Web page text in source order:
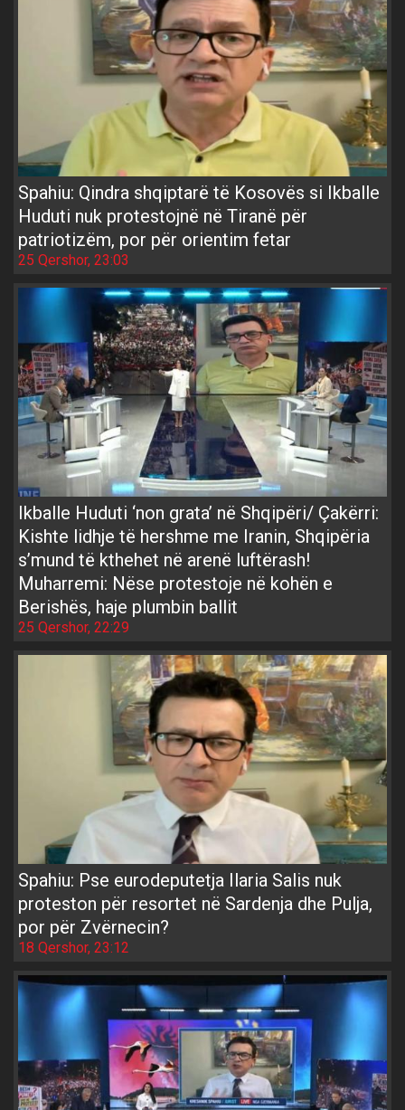
Spahiu: Qindra shqiptarë të Kosovës si Ikballe
Huduti nuk protestojnë në Tiranë për
patriotizëm, por për orientim fetar
25 Qershor, 23:03
Ikballe Huduti ‘non grata’ në Shqipëri/ Çakërri:
Kishte lidhje të hershme me Iranin, Shqipëria
s’mund të kthehet në arenë luftërash!
Muharremi: Nëse protestoje në kohën e
Berishës, haje plumbin ballit
25 Qershor, 22:29
Spahiu: Pse eurodeputetja Ilaria Salis nuk
proteston për resortet në Sardenja dhe Pulja,
por për Zvërnecin?
18 Qershor, 23:12